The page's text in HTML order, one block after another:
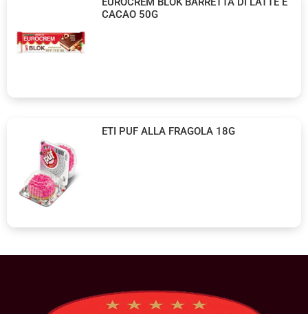
CACAO 50G
ETI PUF ALLA FRAGOLA 18G